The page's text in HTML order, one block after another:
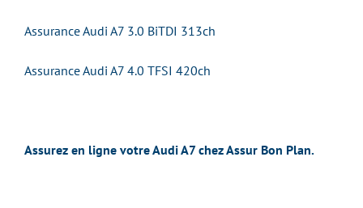
Assurance Audi A7 3.0 BiTDI 313ch
Assurance Audi A7 4.0 TFSI 420ch
Assurez en ligne votre Audi A7 chez Assur Bon Plan.